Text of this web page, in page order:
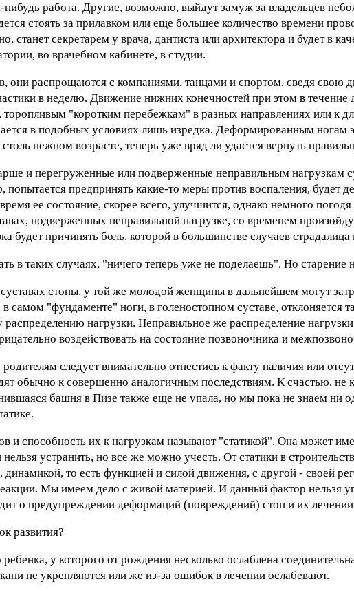
работа. Другие, возможно, выйдут замуж за владельцев
стоять за прилавком или еще большее количество времени
станет секретарем у врача, дантиста или архитектора и будет в
во врачебном кабинете, в студии.
они распрощаются с компаниями, танцами и спортом, сведя свою
в неделю. Движение нижних конечностей при этом в течение
"коротким перебежкам" в разных направлениях или к
в подобных условиях лишь изредка. Деформированным
нежном возрасте, теперь уже вряд ли удастся вернуть
и перегруженные или подверженные неправильным нагрузкам
попытается предпринять какие-то меры против воспаления, будет
ее состояние, скорее всего, улучшится, однако немного
подверженных неправильной нагрузке, со временем
будет причинять боль, которой в большинстве случаев страдалица
в таких случаях, "ничего теперь уже не поделаешь". Но старение
стопы, у той же молодой женщины в дальнейшем могут
самом "фундаменте" ноги, в голеностопном суставе, отклоняется
распределению нагрузки. Неправильное же распределение
воздействовать на состояние позвоночника и
следует внимательно отнестись к факту наличия или
обычно к совершенно аналогичным последствиям. К счастью, не
башня в Пизе также еще не упала, но мы пока не знаем ни
и способность их к нагрузкам называют "статикой". Она может
устранить, но все же можно учесть. От статики в
динамикой, то есть функцией и силой движения, с другой - своей
Мы имеем дело с живой материей. И данный фактор нельзя
о предупреждении деформаций (повреждений) стоп и их
развития?
у которого от рождения несколько ослаблена
не укрепляются или же из-за ошибок в лечении ослабевают.